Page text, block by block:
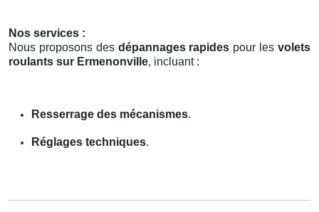
Nos services :
Nous proposons des dépannages rapides pour lesvolets
roulants sur Ermenonville, incluant :
Resserrage des mécanismes.
Réglages techniques.